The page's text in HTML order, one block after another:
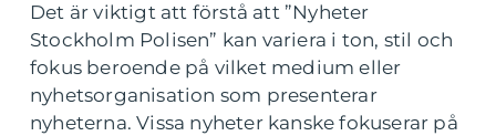
Det är viktigt att förstå att ”Nyheter
Stockholm Polisen” kan variera i ton, stil och
fokus beroende på vilket medium eller
nyhetsorganisation som presenterar
nyheterna. Vissa nyheter kanske fokuserar på